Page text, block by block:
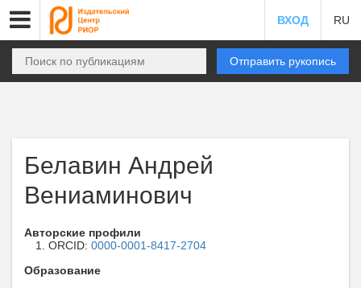
ВХОД RU
Отправить рукопись
Белавин Андрей
Вениаминович
Авторские профили
ORCID: 0000-0001-8417-2704
Образование